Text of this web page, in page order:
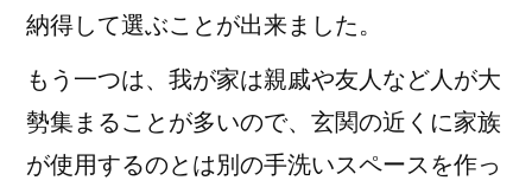
納得して選ぶことが出来ました。
もう一つは、我が家は親戚や友人など人が大
勢集まることが多いので、玄関の近くに家族
が使用するのとは別の手洗いスペースを作っ